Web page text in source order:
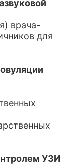
врача-
для
УЗИ